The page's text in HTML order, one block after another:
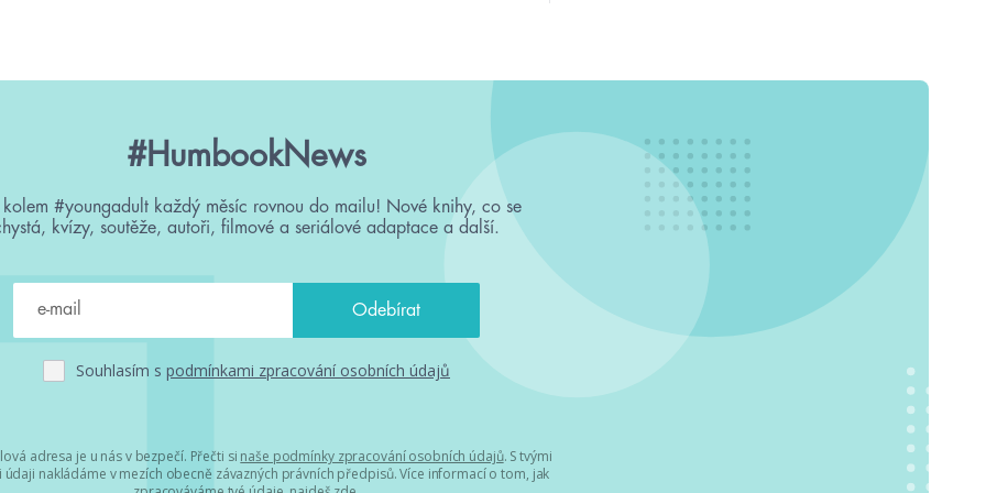
#HumbookNews
kolem #youngadult každý měsíc rovnou do mailu! Nové knihy, co se
kvízy, soutěže, autoři, filmové a seriálové adaptace a další.
Souhlasím s podmínkami zpracování osobních údajů
adresa je u nás v bezpečí. Přečti si naše podmínky zpracování osobních údajů. S tvými
nakládáme v mezích obecně závazných právních předpisů. Více informací o tom, jak